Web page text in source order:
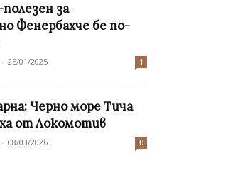
за
Фенербахче бе по-
- 25/01/2025 1
Черно море Тича
от Локомотив
- 08/03/2026 0